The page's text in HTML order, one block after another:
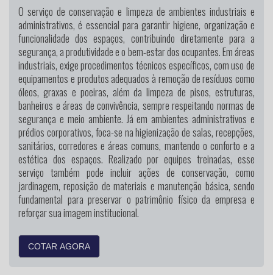
O serviço de conservação e limpeza de ambientes industriais e
administrativos, é essencial para garantir higiene, organização e
funcionalidade dos espaços, contribuindo diretamente para a
segurança, a produtividade e o bem-estar dos ocupantes. Em áreas
industriais, exige procedimentos técnicos específicos, com uso de
equipamentos e produtos adequados à remoção de resíduos como
óleos, graxas e poeiras, além da limpeza de pisos, estruturas,
banheiros e áreas de convivência, sempre respeitando normas de
segurança e meio ambiente. Já em ambientes administrativos e
prédios corporativos, foca-se na higienização de salas, recepções,
sanitários, corredores e áreas comuns, mantendo o conforto e a
estética dos espaços. Realizado por equipes treinadas, esse
serviço também pode incluir ações de conservação, como
jardinagem, reposição de materiais e manutenção básica, sendo
fundamental para preservar o patrimônio físico da empresa e
reforçar sua imagem institucional.
COTAR AGORA